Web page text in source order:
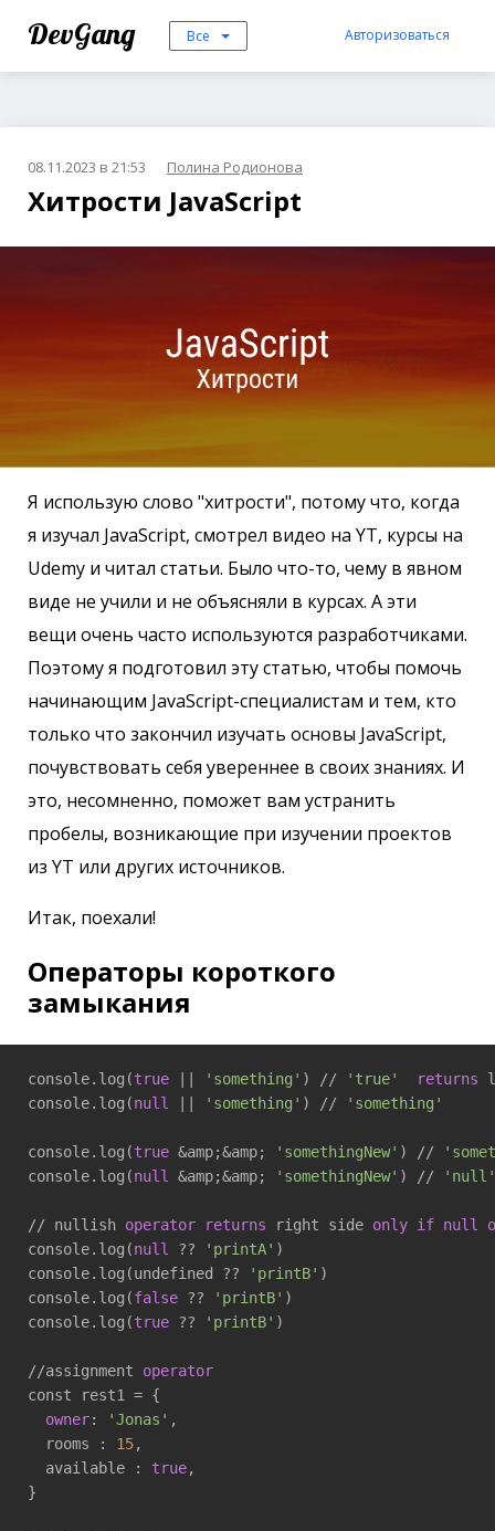
DevGang Все Авторизоваться
08.11.2023 в 21:53 Полина Родионова
Хитрости JavaScript
Я использую слово "хитрости", потому что, когда
я изучал JavaScript, смотрел видео на YT, курсы на
Udemy и читал статьи. Было что-то, чему в явном
виде не учили и не объясняли в курсах. А эти
вещи очень часто используются разработчиками.
Поэтому я подготовил эту статью, чтобы помочь
начинающим JavaScript-специалистам и тем, кто
только что закончил изучать основы JavaScript,
почувствовать себя увереннее в своих знаниях. И
это, несомненно, поможет вам устранить
пробелы, возникающие при изучении проектов
из YT или других источников.
Итак, поехали!
Операторы короткого
замыкания
console.log(true 'something' ) // 'true' returns
console.log(null 'something' ) // 'something'
console.log(true &amp;&amp; 'somethingNew' ) //
console.log(null &amp;&amp; 'somethingNew' ) // 'null'
// nullish operator returns right side only if null
console.log(null ?? 'printA' )
console.log(undefined ??
'printB' )
console.log(false ?? 'printB' )
console.log(true ?? 'printB' )
//assignment operator
const rest1 = {
owner: 'Jonas' ,
  rooms :
15,
  available :
true,
}